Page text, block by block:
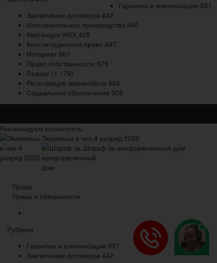
Гарантии и компенсации 631
Заключение договоров 442
Исполнительное производство 540
Квитанции ЖКХ 425
Конституционное право 447
Нотариат 661
Право собственности 679
Разное (1 179)
Регистрация автомобиля 664
Социальное обеспечение 505
Рекомендуем посмотреть
Экзамены в чоп 4 разряд 2020
Штраф за неоформленный дом
Права
Права и обязанности
Рубрики
Гарантии и компенсации 631
Заключение договоров 442